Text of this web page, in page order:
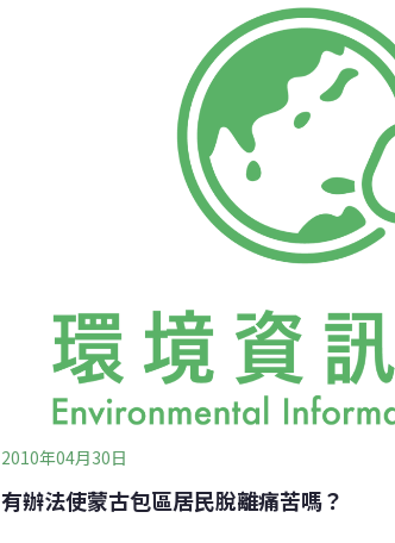
章，是關於汽車之發展以及汽車對於自然環境
發展迅速，已在我們日常生活中扮演著不可缺
的例子。全球有多種品牌的車子，有許多汽車
素食來區分，汽車也可依照「飲食」的不同來
的食物是石油。但汽車的活
2010年04月30日
有辦法使蒙古包區居民脫離痛苦嗎？